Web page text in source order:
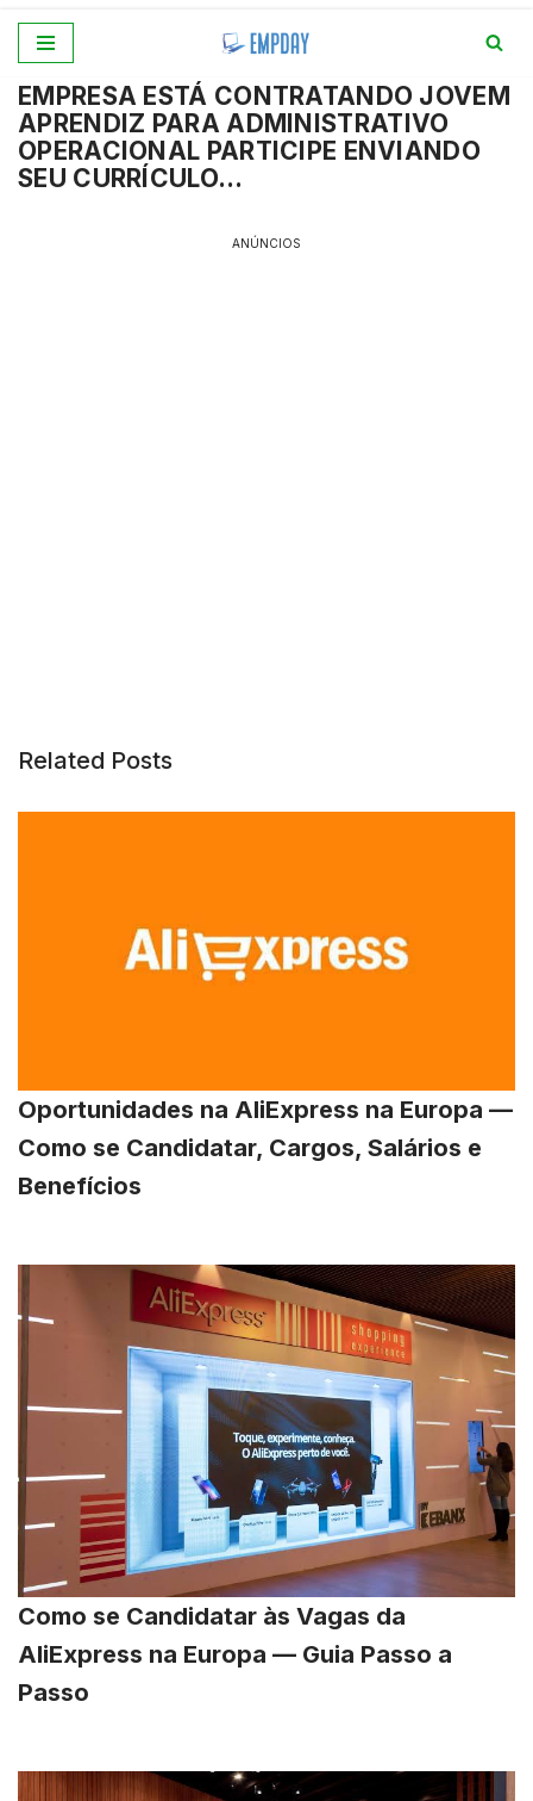
para
o
conteúdo
EMPRESA ESTÁ CONTRATANDO JOVEM
APRENDIZ PARA ADMINISTRATIVO
OPERACIONAL PARTICIPE ENVIANDO
SEU CURRÍCULO…
ANÚNCIOS
Related Posts
Oportunidades na AliExpress na Europa —
Como se Candidatar, Cargos, Salários e
Benefícios
Como se Candidatar às Vagas da
AliExpress na Europa — Guia Passo a
Passo